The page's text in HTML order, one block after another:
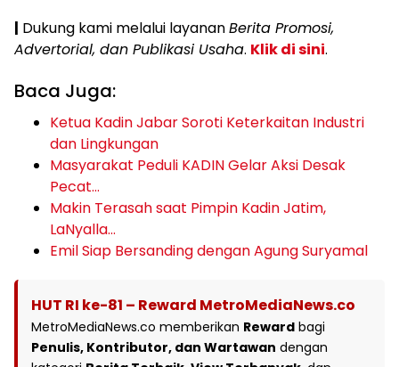
| Dukung kami melalui layananBerita Promosi,
Advertorial, dan Publikasi Usaha. Klik di sini.
Baca Juga:
Ketua Kadin Jabar Soroti Keterkaitan Industri
dan Lingkungan
Masyarakat Peduli KADIN Gelar Aksi Desak
Pecat…
Makin Terasah saat Pimpin Kadin Jatim,
LaNyalla…
Emil Siap Bersanding dengan Agung Suryamal
HUT RI ke-81 – Reward MetroMediaNews.co
MetroMediaNews.co memberikan Reward bagi
Penulis, Kontributor, dan Wartawan dengan